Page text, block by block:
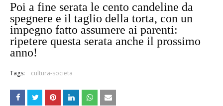
Poi a fine serata le cento candeline da
spegnere e il taglio della torta, con un
impegno fatto assumere ai parenti:
ripetere questa serata anche il prossimo
anno!
Tags: cultura-societa